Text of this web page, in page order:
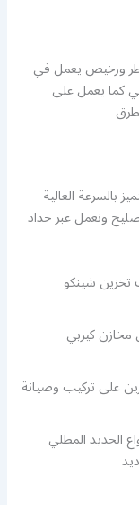
ورخيص يعمل في
كما يعمل على
بالسرعة العالية
ونعمل عبر حداد
تخزين شينكو
مخازن كيربي
على تركيب وصيانة
الحديد المطلي